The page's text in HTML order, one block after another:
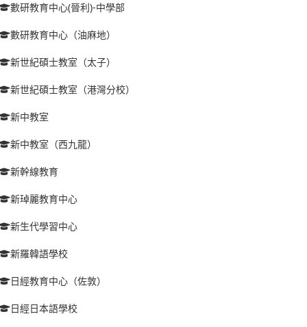
數研教育中心(晉利)-中學部
數研教育中心（油麻地）
新世紀碩士教室（太子）
新世紀碩士教室（港灣分校）
新中教室
新中教室（西九龍）
新幹線教育
新琸麗教育中心
新生代學習中心
新羅韓語學校
日經教育中心（佐敦）
日經日本語學校